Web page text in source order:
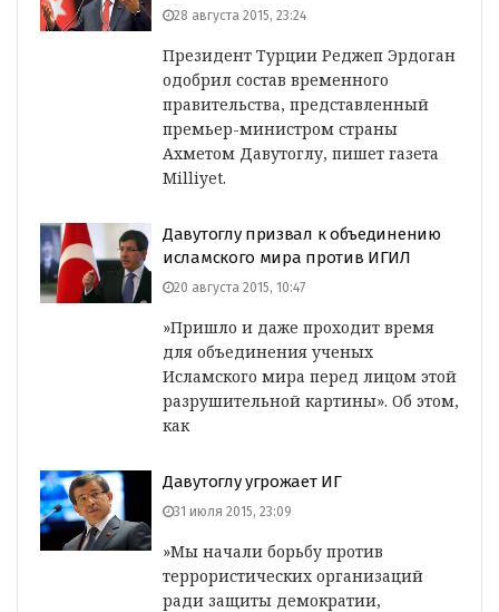
28 августа 2015, 23:24
Президент Турции Реджеп Эрдоган
одобрил состав временного
правительства, представленный
премьер-министром страны
Ахметом Давутоглу, пишет газета
Milliyet.
Давутоглу призвал к объединению
исламского мира против ИГИЛ
20 августа 2015, 10:47
»Пришло и даже проходит время
для объединения ученых
Исламского мира перед лицом этой
разрушительной картины». Об этом,
как
Давутоглу угрожает ИГ
31 июля 2015, 23:09
»Мы начали борьбу против
террористических организаций
ради защиты демократии,